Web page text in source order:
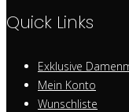
Quick Links
Exklusive
Mein Konto
Wunschliste